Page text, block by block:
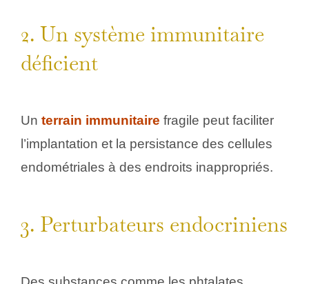
2. Un système immunitaire
déficient
Un terrain immunitaire fragile peut faciliter
l’implantation et la persistance des cellules
endométriales à des endroits inappropriés.
3. Perturbateurs endocriniens